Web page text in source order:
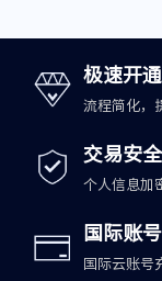
极速开
流程简化，
交易安
个人信息加
国际账
国际云账号